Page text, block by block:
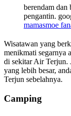
berendam dan
pengantin.
mamasmoe
Wisatawan yang
menikmati segarnya
di sekitar Air Terjun.
yang lebih besar,
Terjun sebelahnya.
Camping